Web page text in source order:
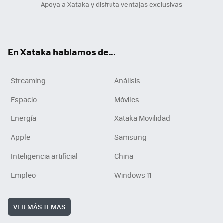
Apoya a Xataka y disfruta ventajas exclusivas
En Xataka hablamos de...
Streaming
Análisis
Espacio
Móviles
Energía
Xataka Movilidad
Apple
Samsung
Inteligencia artificial
China
Empleo
Windows 11
VER MÁS TEMAS